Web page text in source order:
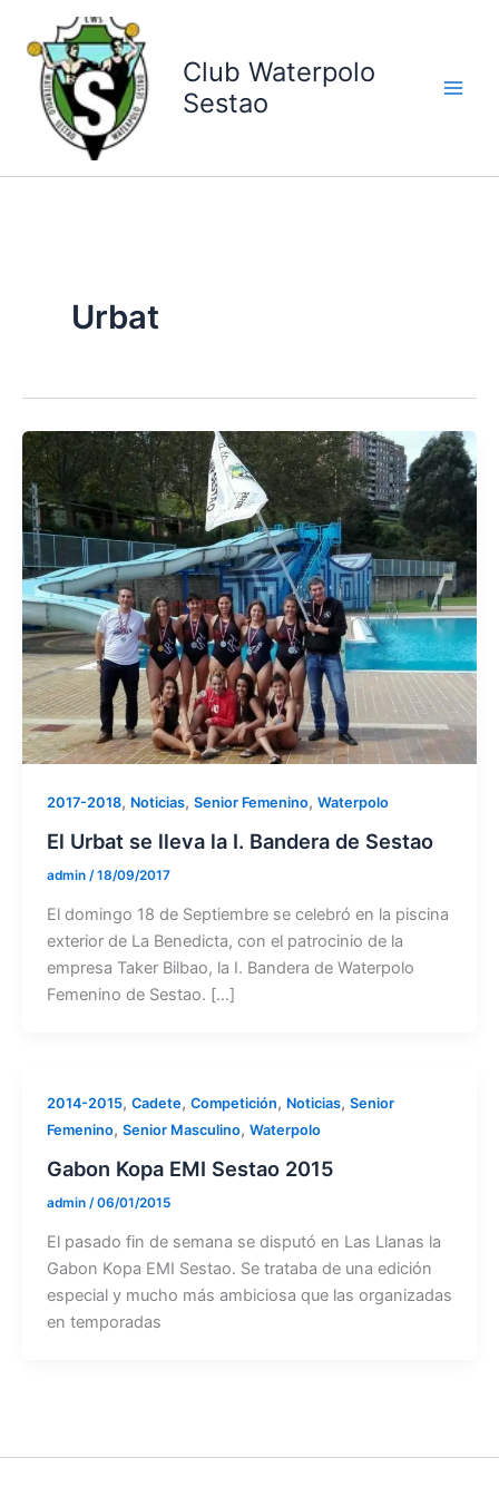
contenido
Club Waterpolo
Sestao
Urbat
2017-2018, Noticias, Senior Femenino, Waterpolo
El Urbat se lleva la I. Bandera de Sestao
admin /18/09/2017
El domingo 18 de Septiembre se celebró en la piscina
exterior de La Benedicta, con el patrocinio de la
empresa Taker Bilbao, la I. Bandera de Waterpolo
Femenino de Sestao. […]
2014-2015, Cadete, Competición, Noticias, Senior
Femenino, Senior Masculino, Waterpolo
Gabon Kopa EMI Sestao 2015
admin /06/01/2015
El pasado fin de semana se disputó en Las Llanas la
Gabon Kopa EMI Sestao. Se trataba de una edición
especial y mucho más ambiciosa que las organizadas
en temporadas